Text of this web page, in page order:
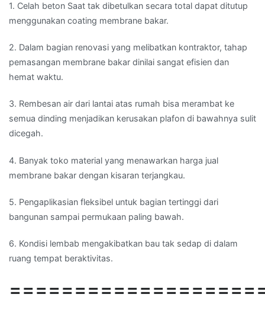
1. Celah beton Saat tak dibetulkan secara total dapat ditutup
menggunakan coating membrane bakar.
2. Dalam bagian renovasi yang melibatkan kontraktor, tahap
pemasangan membrane bakar dinilai sangat efisien dan
hemat waktu.
3. Rembesan air dari lantai atas rumah bisa merambat ke
semua dinding menjadikan kerusakan plafon di bawahnya sulit
dicegah.
4. Banyak toko material yang menawarkan harga jual
membrane bakar dengan kisaran terjangkau.
5. Pengaplikasian fleksibel untuk bagian tertinggi dari
bangunan sampai permukaan paling bawah.
6. Kondisi lembab mengakibatkan bau tak sedap di dalam
ruang tempat beraktivitas.